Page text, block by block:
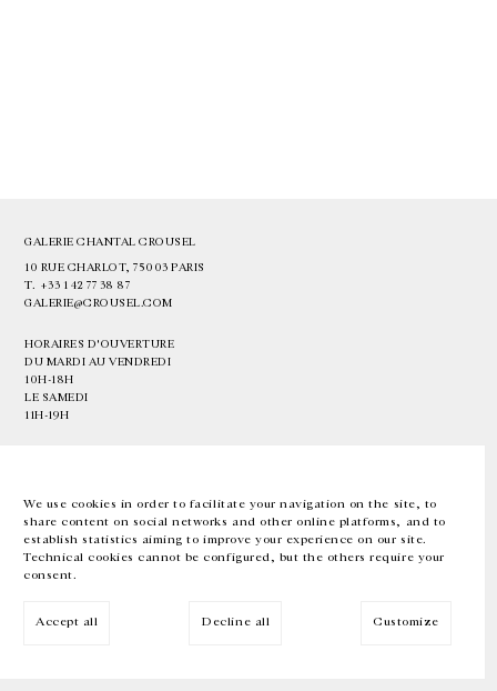
We use cookies in order to facilitate your navigation on the site, to
share content on social networks and other online platforms, and to
establish statistics aiming to improve your experience on our site.
Technical cookies cannot be configured, but the others require your
consent.
Accept all Decline all Customize
GALERIE CHANTAL CROUSEL
10 RUE CHARLOT, 75003 PARIS
T. +33 1 42 77 38 87
GALERIE@CROUSEL.COM
HORAIRES D'OUVERTURE
DU MARDI AU VENDREDI
10H-18H
LE SAMEDI
11H-19H
EN FR 中文 Facebook Instagram
Inscrivez-vous à notre newsletter